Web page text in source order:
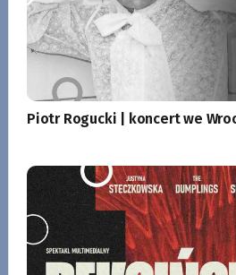
Piotr Rogucki | koncert we